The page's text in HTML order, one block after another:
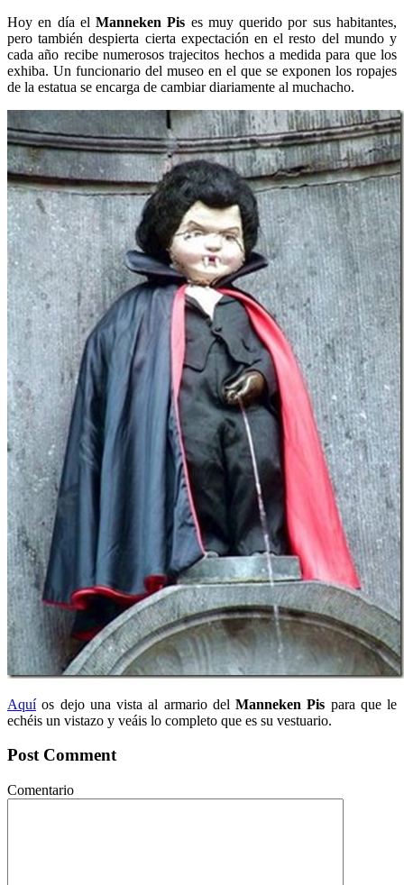
Hoy en día elManneken Pis es muy querido por sus habitantes,
pero también despierta cierta expectación en el resto del mundo y
cada año recibe numerosos trajecitos hechos a medida para que los
exhiba. Un funcionario del museo en el que se exponen los ropajes
de la estatua se encarga de cambiar diariamente al muchacho.
Aquíos dejo una vista al armario del Manneken Pis para que le
echéis un vistazo y veáis lo completo que es su vestuario.
Post Comment
Comentario